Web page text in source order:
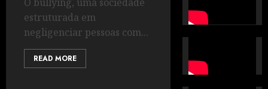
estruturada em
negligenciar pessoas com...
READ MORE